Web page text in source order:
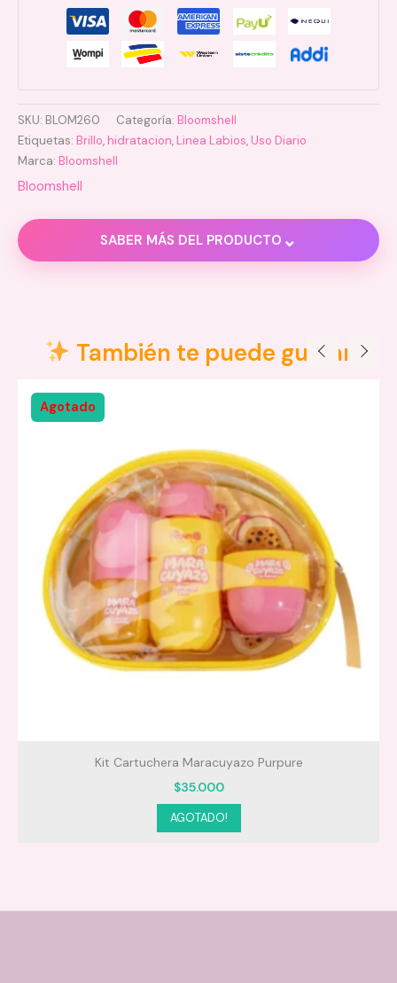
SKU: BLOM260 Categoría: Bloomshell
Etiquetas: Brillo, hidratacion, Linea Labios, Uso Diario
Marca: Bloomshell
Bloomshell
SABER MÁS DEL PRODUCTO ⌄
También te puede gustar
Agotado
Kit Cartuchera Maracuyazo Purpure
$35.000
AGOTADO!